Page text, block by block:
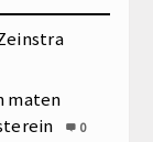
maten
0